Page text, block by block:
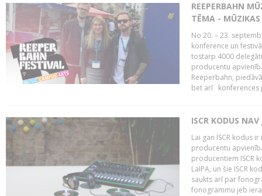
REEPERBAHN
TĒMA -
No 20. – 23.
konference un
tostarp 4000
producentu
Reeperbahn,
bet arī konferences
ISCR KODUS
Lai gan ISCR kodus
producentu
producentiem ISCR
LaIPA, un šie ISCR
saukts arī par
fonogrammu jeb